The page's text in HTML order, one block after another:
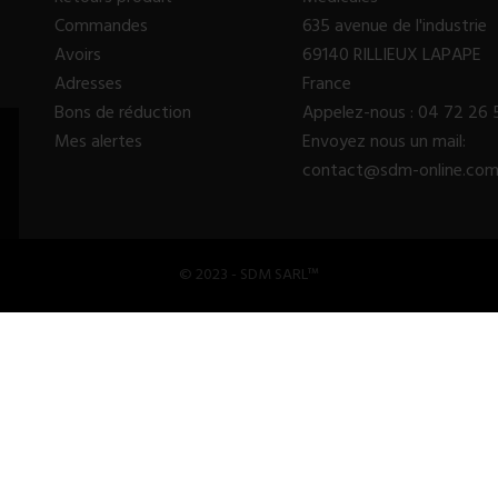
Commandes
Avoirs
Adresses
Bons de réduction
Mes alertes
635 avenue de l'industrie
69140 RILLIEUX LAPAPE
France
Appelez-nous : 04 72 26
Envoyez nous un mail:
contact@sdm-online.com
© 2023 - SDM SARL™